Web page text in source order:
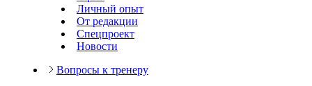
Личный опыт
От редакции
Спецпроект
Новости
Вопросы к тренеру